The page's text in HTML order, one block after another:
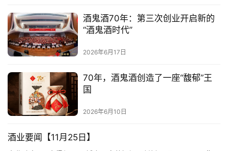
视
频
酒鬼酒70年：第三次创业开启新的
“酒鬼酒时代”
2026年6月17日
70年，酒鬼酒创造了一座“馥郁”王
国
2026年6月10日
酒业要闻【11月25日】